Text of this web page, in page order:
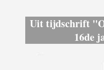
Uit tijdschrift
16de